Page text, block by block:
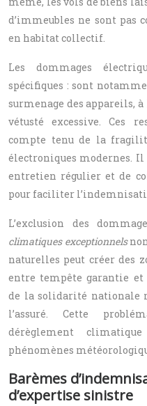
d’immeubles ne sont
en habitat collectif.
Les dommages
spécifiques : sont
surmenage des appareils,
vétusté excessive. Ces
compte tenu de la
électroniques modernes.
entretien régulier et de
pour faciliter
L’exclusion des
climatiques exceptionnels
naturelles peut créer des
entre tempête garantie
de la solidarité nationale
l’assuré. Cette
dérèglement
phénomènes
Barèmes
d’expertise sinistre